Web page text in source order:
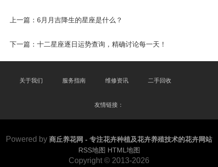
上一篇： 6月月吉降生的星座是什么？
下一篇： 十二星座逐日运势查询，精确讨论每一天！
关于我们 服务指南 维修资讯 二手回收
友情链接：
Powered by 商丘养花网 - 专注花卉种植及花卉养殖技术的花卉网站
RSS地图 HTML地图
Copyright © 2013-2026